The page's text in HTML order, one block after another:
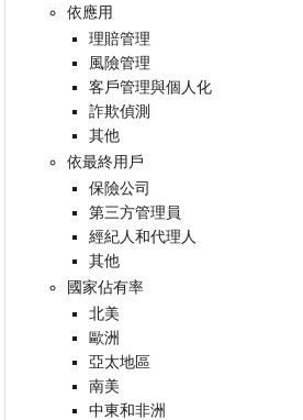
依應用
理賠管理
風險管理
客戶管理與個人化
詐欺偵測
其他
依最終用戶
保險公司
第三方管理員
經紀人和代理人
其他
國家佔有率
北美
歐洲
亞太地區
南美
中東和非洲